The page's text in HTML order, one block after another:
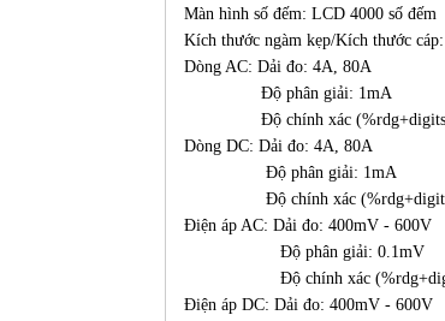
Màn hình số đếm: LCD 4000 số đếm
Kích thước ngàm kẹp/Kích thước
Dòng AC: Dải đo: 4A, 80A
Độ phân giải: 1mA
Độ chính xác (%rdg+digits):
Dòng DC: Dải đo: 4A, 80A
Độ phân giải: 1mA
Độ chính xác (%rdg+digits):
Điện áp AC: Dải đo: 400mV - 600V
Độ phân giải: 0.1mV
Độ chính xác
Điện áp DC: Dải đo: 400mV - 600V